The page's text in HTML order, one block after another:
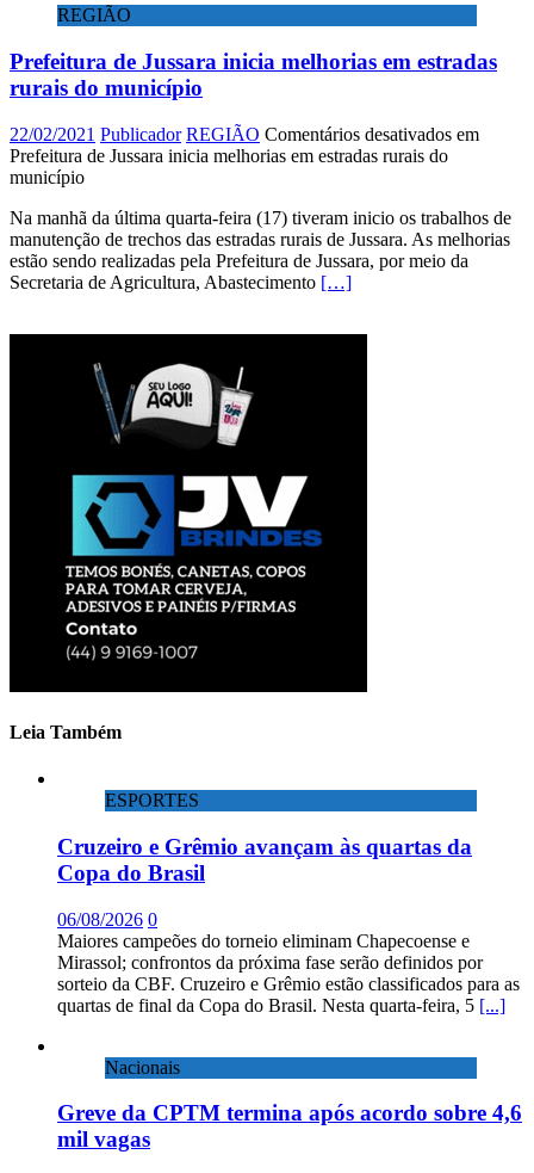
REGIÃO
Prefeitura de Jussara inicia melhorias em estradas
rurais do município
22/02/2021 Publicador REGIÃO Comentários desativados em
Prefeitura de Jussara inicia melhorias em estradas rurais do
município
Na manhã da última quarta-feira (17) tiveram inicio os trabalhos de
manutenção de trechos das estradas rurais de Jussara. As melhorias
estão sendo realizadas pela Prefeitura de Jussara, por meio da
Secretaria de Agricultura, Abastecimento […]
Leia Também
ESPORTES
Cruzeiro e Grêmio avançam às quartas da
Copa do Brasil
06/08/2026 0
Maiores campeões do torneio eliminam Chapecoense e
Mirassol; confrontos da próxima fase serão definidos por
sorteio da CBF. Cruzeiro e Grêmio estão classificados para as
quartas de final da Copa do Brasil. Nesta quarta-feira, 5 [...]
Nacionais
Greve da CPTM termina após acordo sobre 4,6
mil vagas